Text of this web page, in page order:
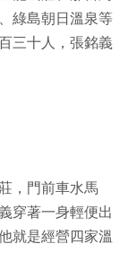
綠島朝日溫泉等
三十人，張銘義
，門前車水馬
穿著一身輕便出
就是經營四家溫